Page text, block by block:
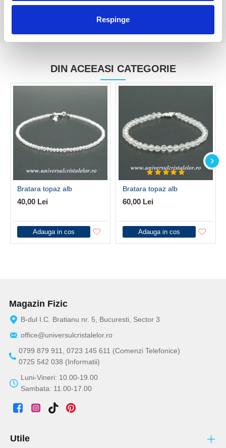
Respinge
DIN ACEEASI CATEGORIE
Bratara topaz alb
40,00 Lei
Adauga in cos
Bratara topaz alb
60,00 Lei
Adauga in cos
Magazin Fizic
B-dul I.C. Bratianu nr. 5, Bucuresti, Sector 3
office@universulcristalelor.ro
0799 879 911, 0723 145 611 (Comenzi Telefonice)
0725 542 038 (Informatii)
Luni-Vineri: 10.00-19.00
Sambata: 11.00-17.00
Utile